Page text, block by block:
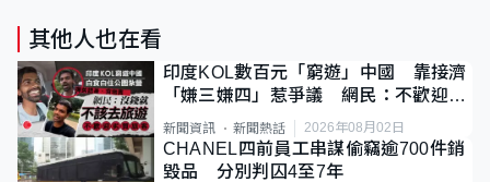
其他人也在看
印度KOL數百元「窮遊」中國 靠接濟
「嫌三嫌四」惹爭議 網民：不歡迎劣
質旅客
新聞資訊 新聞熱話 2026年08月02日
CHANEL四前員工串謀偷竊逾700件銷
毀品 分別判囚4至7年